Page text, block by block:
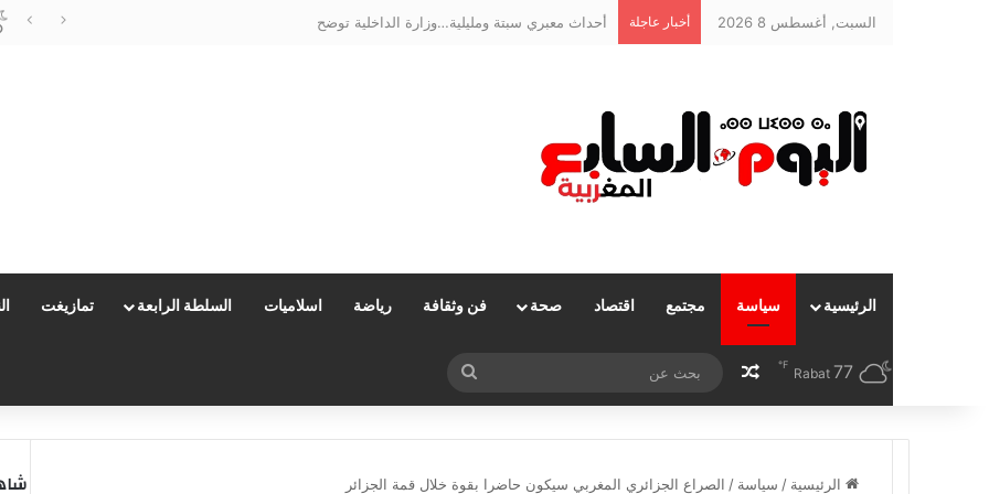
السبت, أغسطس 8 2026 أخبار عاجلة أحداث معبري سبتة ومليلية…وزارة الداخلية توضح
الرئيسية سياسة مجتمع اقتصاد صحة فن وثقافة رياضة اسلاميات السلطة الرابعة تمازيغت
Rabat 77
℉ مقال عشوائي
بحث
عن
الرئيسية / سياسة / الصراع الجزائري المغربي سيكون حاضرا بقوة خلال قمة الجزائر